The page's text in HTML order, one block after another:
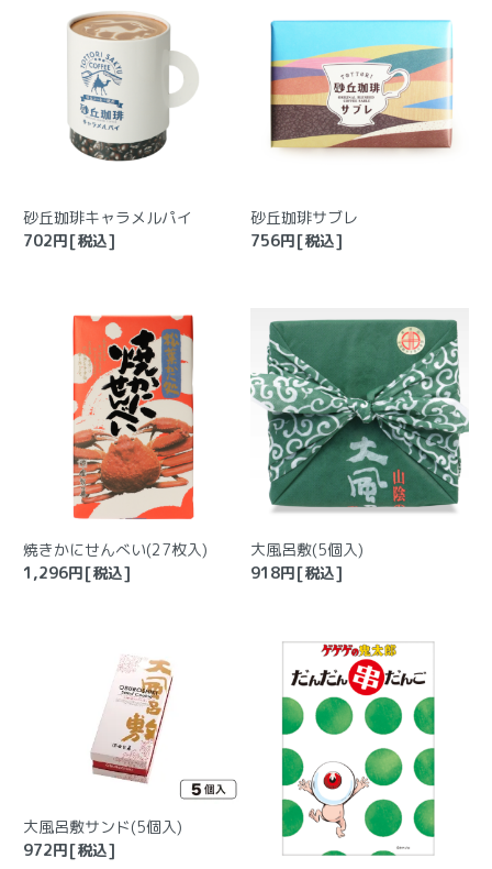
砂丘珈琲キャラメルパイ
702円[税込]
砂丘珈琲サブレ
756円[税込]
焼きかにせんべい(27枚入)
1,296円[税込]
大風呂敷(5個入)
918円[税込]
大風呂敷サンド(5個入)
972円[税込]